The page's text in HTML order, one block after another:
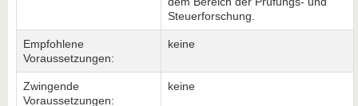
Steuerforschung.
Empfohlene
Voraussetzungen:
keine
Zwingende
Voraussetzungen:
keine